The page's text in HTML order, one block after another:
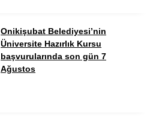
Onikişubat Belediyesi’nin
Üniversite Hazırlık Kursu
başvurularında son gün 7
Ağustos